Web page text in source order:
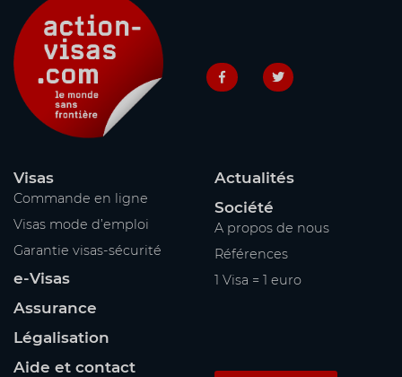
Visas
Commande en ligne
Visas mode d’emploi
Garantie visas-sécurité
e-Visas
Assurance
Légalisation
Actualités
Société
A propos de nous
Références
1 Visa = 1 euro
Aide et contact